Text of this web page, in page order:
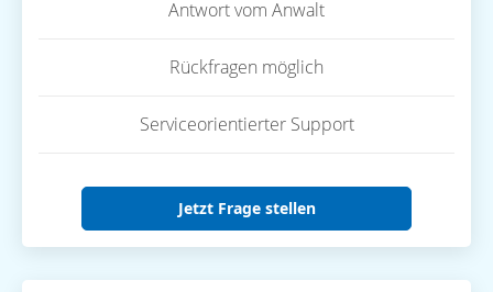
Antwort vom Anwalt
Rückfragen möglich
Serviceorientierter Support
Jetzt Frage stellen